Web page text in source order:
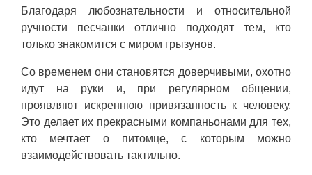
Благодаря любознательности и относительной
ручности песчанки отлично подходят тем, кто
только знакомится с миром грызунов.
Со временем они становятся доверчивыми, охотно
идут на руки и, при регулярном общении,
проявляют искреннюю привязанность к человеку.
Это делает их прекрасными компаньонами для тех,
кто мечтает о питомце, с которым можно
взаимодействовать тактильно.